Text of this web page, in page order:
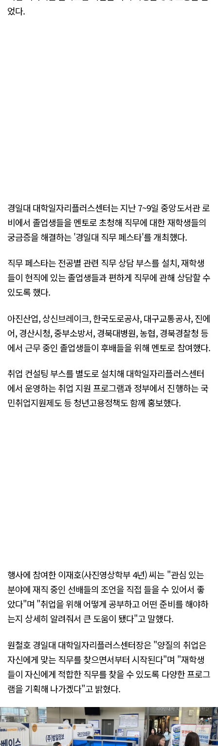
었다.
경일대 대학일자리플러스센터는 지난 7~9일 중앙도서관 로
비에서 졸업생들을 멘토로 초청해 직무에 대한 재학생들의
궁금증을 해결하는 '경일대 직무 페스타'를 개최했다.
직무 페스타는 전공별 관련 직무 상담 부스를 설치, 재학생
들이 현직에 있는 졸업생들과 편하게 직무에 관해 상담할 수
있도록 했다.
아진산업, 상신브레이크, 한국도로공사, 대구교통공사, 진에
어, 경산시청, 중부소방서, 경북대병원, 농협, 경북경찰청 등
에서 근무 중인 졸업생들이 후배들을 위해 멘토로 참여했다.
취업 컨설팅 부스를 별도로 설치해 대학일자리플러스센터
에서 운영하는 취업 지원 프로그램과 정부에서 진행하는 국
민취업지원제도 등 청년고용정책도 함께 홍보했다.
행사에 참여한 이재호(사진영상학부 4년) 씨는 "관심 있는
분야에 재직 중인 선배들의 조언을 직접 들을 수 있어서 좋
았다"며 "취업을 위해 어떻게 공부하고 어떤 준비를 해야하
는지 상세히 알려줘서 큰 도움이 됐다"고 말했다.
원철호 경일대 대학일자리플러스센터장은 "양질의 취업은
자신에게 맞는 직무를 찾으면서부터 시작된다"며 "재학생
들이 자신에게 적합한 직무를 찾을 수 있도록 다양한 프로그
램을 기획해 나가겠다"고 밝혔다.